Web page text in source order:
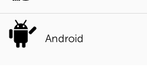
Android